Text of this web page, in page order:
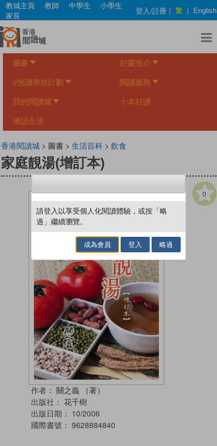
Skip
main
content
教城主頁 教師 中學生
小學生
家長
登入/註冊 | 繁 | English
圖書 好書推介
e悅讀學校計劃 閱讀服務
我的閱讀城 十本好讀
漫話生活
香港閱讀城> 圖書 > 生活百科> 飲食
家庭靚湯(增訂本)
0
作者： 關之義 （著）
出版社： 花千樹
出版日期： 10/2006
國際書號： 9628884840
請登入以享受個人化閱讀體驗，或按「略
過」繼續瀏覽。
成為會員 登入 略過